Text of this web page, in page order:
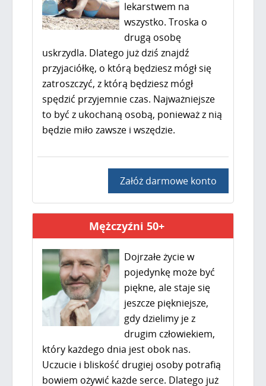
lekarstwem na
wszystko. Troska o
drugą osobę
uskrzydla. Dlatego już dziś znajdź
przyjaciółkę, o którą będziesz mógł się
zatroszczyć, z którą będziesz mógł
spędzić przyjemnie czas. Najważniejsze
to być z ukochaną osobą, ponieważ z nią
będzie miło zawsze i wszędzie.
Załóż darmowe konto
Mężczyźni 50+
Dojrzałe życie w
pojedynkę może być
piękne, ale staje się
jeszcze piękniejsze,
gdy dzielimy je z
drugim człowiekiem,
który każdego dnia jest obok nas.
Uczucie i bliskość drugiej osoby potrafią
bowiem ożywić każde serce. Dlatego już